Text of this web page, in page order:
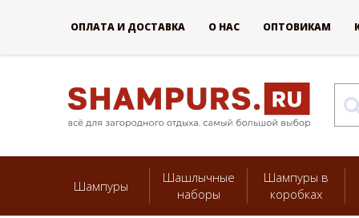
Шампуры
Шашлычные
наборы
Шампуры в
коробках
ОПЛАТА И ДОСТАВКА О НАС ОПТОВИКАМ